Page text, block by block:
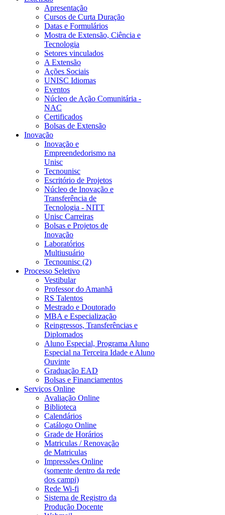
Apresentação
Cursos de Curta Duração
Datas e Formulários
Mostra de Extensão, Ciência e
Tecnologia
Setores vinculados
A Extensão
Ações Sociais
UNISC Idiomas
Eventos
Núcleo de Ação Comunitária -
NAC
Certificados
Bolsas de Extensão
Inovação
Inovação e
Empreendedorismo na
Unisc
Tecnounisc
Escritório de Projetos
Núcleo de Inovação e
Transferência de
Tecnologia - NITT
Unisc Carreiras
Bolsas e Projetos de
Inovação
Laboratórios
Multiusuário
Tecnounisc (2)
Processo Seletivo
Vestibular
Professor do Amanhã
RS Talentos
Mestrado e Doutorado
MBA e Especialização
Reingressos, Transferências e
Diplomados
Aluno Especial, Programa Aluno
Especial na Terceira Idade e Aluno
Ouvinte
Graduação EAD
Bolsas e Financiamentos
Serviços Online
Avaliação Online
Biblioteca
Calendários
Catálogo Online
Grade de Horários
Matriculas / Renovação
de Matriculas
Impressões Online
(somente dentro da rede
dos campi)
Rede Wi-fi
Sistema de Registro da
Produção Docente